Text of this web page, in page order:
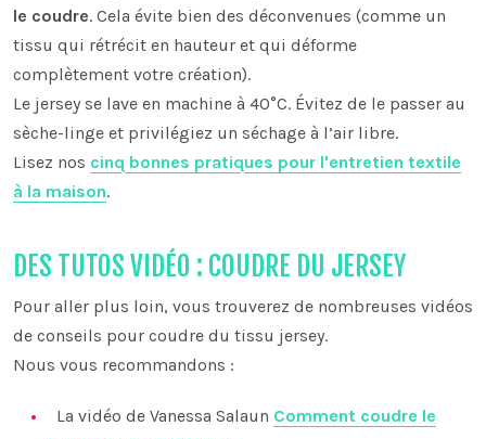
le coudre. Cela évite bien des déconvenues (comme un
tissu qui rétrécit en hauteur et qui déforme
complètement votre création).
Le jersey se lave en machine à 40°C. Évitez de le passer au
sèche-linge et privilégiez un séchage à l’air libre.
Lisez nos cinq bonnes pratiques pour l'entretien textile
à la maison.
DES TUTOS VIDÉO : COUDRE DU JERSEY
Pour aller plus loin, vous trouverez de nombreuses vidéos
de conseils pour coudre du tissu jersey.
Nous vous recommandons :
La vidéo de Vanessa Salaun Comment coudre le